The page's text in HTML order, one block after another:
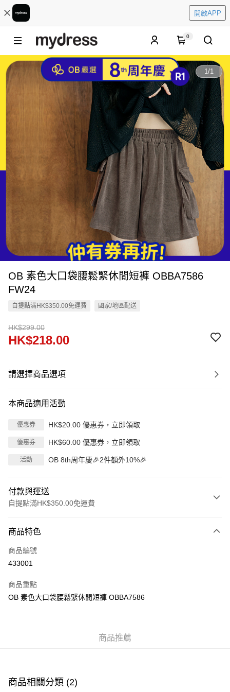
開啟APP
0
1/1
OB 素色大口袋腰鬆緊休閒短褲 OBBA7586
FW24
自提點滿HK$350.00免運費 國家/地區配送
HK$299.00
HK$218.00
請選擇商品選項
本商品適用活動
優惠券 HK$20.00 優惠券，立即領取
優惠券 HK$60.00 優惠券，立即領取
活動 OB 8th周年慶🎉2件額外10%🎉
付款與運送
自提點滿HK$350.00免運費
信用卡
Apple Pay
PayMe
付款後順豐站及營業點
商品特色
商品編號
433001
商品重點
OB 素色大口袋腰鬆緊休閒短褲 OBBA7586
商品推薦
商品相關分類 (2)